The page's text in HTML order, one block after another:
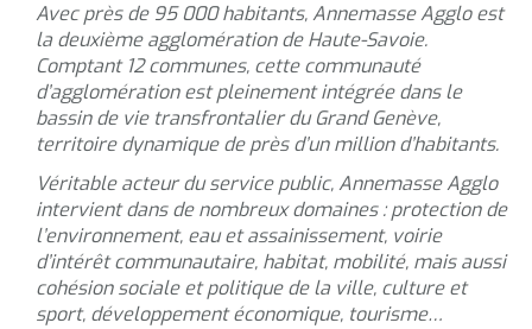
Avec près de 95 000 habitants, Annemasse Agglo est
la deuxième agglomération de Haute-Savoie.
Comptant 12 communes, cette communauté
d’agglomération est pleinement intégrée dans le
bassin de vie transfrontalier du Grand Genève,
territoire dynamique de près d’un million d’habitants.
Véritable acteur du service public, Annemasse Agglo
intervient dans de nombreux domaines : protection de
l’environnement, eau et assainissement, voirie
d’intérêt communautaire, habitat, mobilité, mais aussi
cohésion sociale et politique de la ville, culture et
sport, développement économique, tourisme…